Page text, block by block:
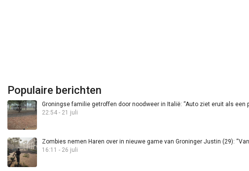
Populaire berichten
Groningse familie getroffen door noodweer in Italië: “Auto ziet eruit als een
22:54 - 21 juli
Zombies nemen Haren over in nieuwe game van Groninger Justin (29):
16:11 - 26 juli